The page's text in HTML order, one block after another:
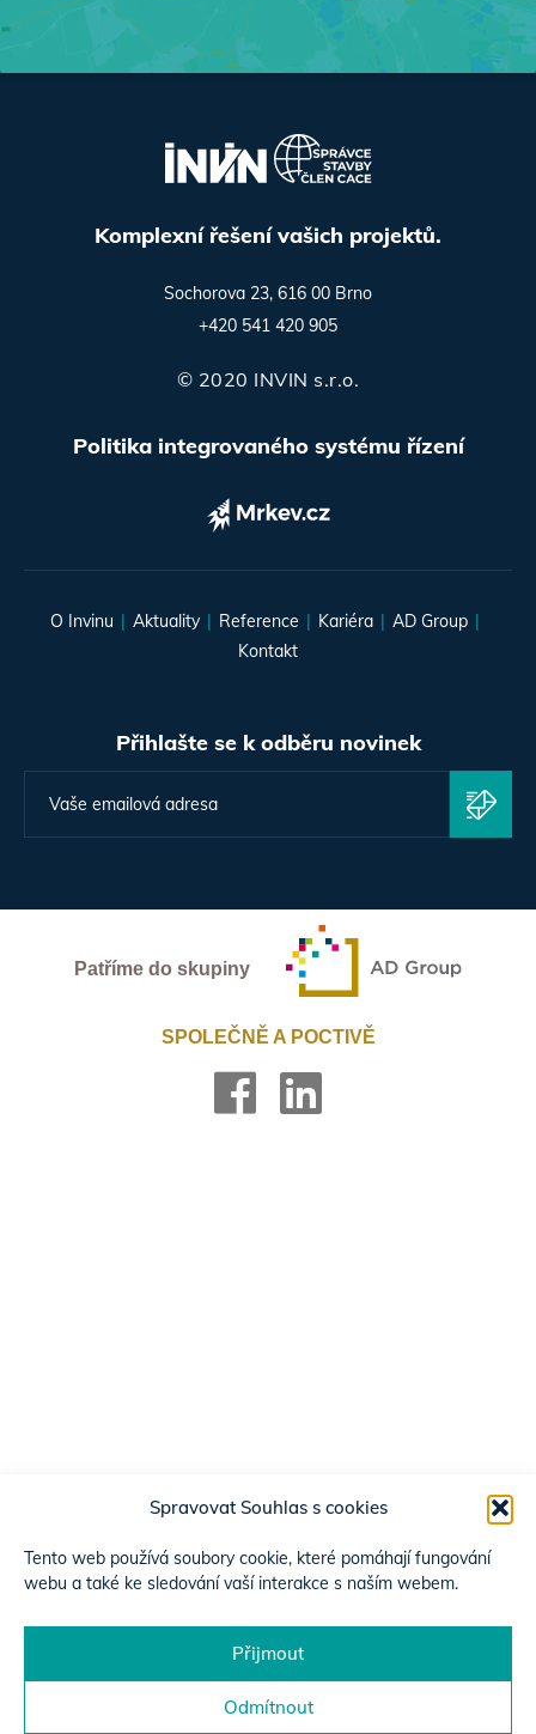
Spravovat Souhlas s cookies
Tento web používá soubory cookie, které pomáhají fungování
webu a také ke sledování vaší interakce s naším webem.
Přijmout
Odmítnout
Komplexní řešení vašich projektů.
Sochorova 23, 616 00 Brno
+420 541 420 905
© 2020 INVIN s.r.o.
Politika integrovaného systému řízení
O Invinu Aktuality Reference Kariéra
AD Group
Kontakt
Přihlašte se k odběru novinek
Patříme do skupiny
SPOLEČNĚ A POCTIVĚ